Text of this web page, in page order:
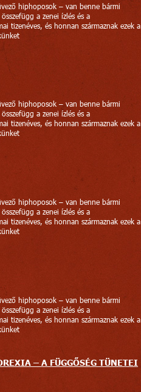
hiphoposok – van benne bármi
a zenei ízlés és a
tizenéves, és honnan származnak ezek a
hiphoposok – van benne bármi
a zenei ízlés és a
tizenéves, és honnan származnak ezek a
hiphoposok – van benne bármi
a zenei ízlés és a
tizenéves, és honnan származnak ezek a
hiphoposok – van benne bármi
a zenei ízlés és a
tizenéves, és honnan származnak ezek a
– A FÜGGŐSÉG TÜNETEI